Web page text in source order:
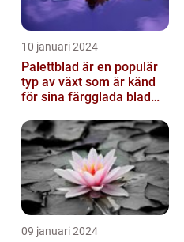
10 januari 2024
Palettblad är en populär
typ av växt som är känd
för sina färgglada blad
egenskaper...
09 januari 2024